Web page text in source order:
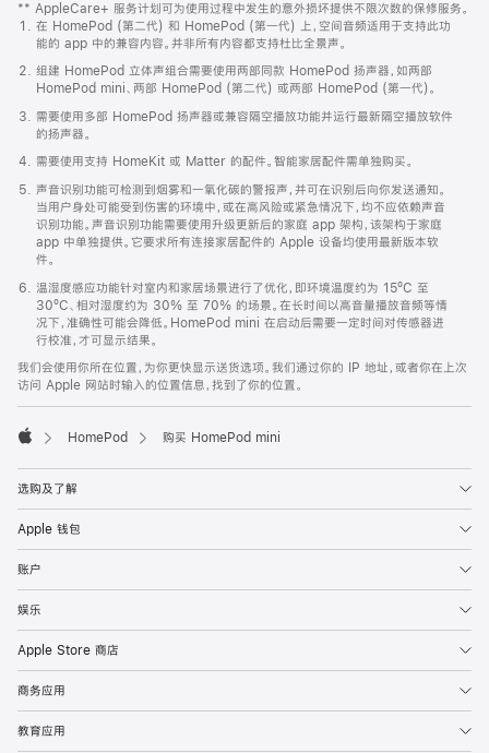
窗
口
中
打
开)
** AppleCare+ 服务计划可为使用过程中发生的意外损坏提供不限次数的保修服务。
在 HomePod (第二代) 和 HomePod (第一代) 上，空间音频适用于支持此功
能的 app 中的兼容内容。并非所有内容都支持杜比全景声。
组建 HomePod 立体声组合需要使用两部同款 HomePod 扬声器，如两部
HomePod mini、两部 HomePod (第二代) 或两部 HomePod (第一代)。
需要使用多部 HomePod 扬声器或兼容隔空播放功能并运行最新隔空播放软件
的扬声器。
需要使用支持 HomeKit 或 Matter 的配件。智能家居配件需单独购买。
声音识别功能可检测到烟雾和一氧化碳的警报声，并可在识别后向你发送通知。
当用户身处可能受到伤害的环境中，或在高风险或紧急情况下，均不应依赖声音
识别功能。声音识别功能需要使用升级更新后的家庭 app 架构，该架构于家庭
app 中单独提供。它要求所有连接家居配件的 Apple 设备均使用最新版本软
件。
温湿度感应功能针对室内和家居场景进行了优化，即环境温度约为 15ºC 至
30ºC、相对湿度约为 30% 至 70% 的场景。在长时间以高音量播放音频等情
况下，准确性可能会降低。HomePod mini 在启动后需要一定时间对传感器进
行校准，才可显示结果。
我们会使用你所在位置，为你更快显示送货选项。我们通过你的 IP 地址，或者你在上次
访问 Apple 网站时输入的位置信息，找到了你的位置。
HomePod 购买 HomePod mini
选购及了解
Apple 钱包
账户
娱乐
Apple Store 商店
商务应用
教育应用